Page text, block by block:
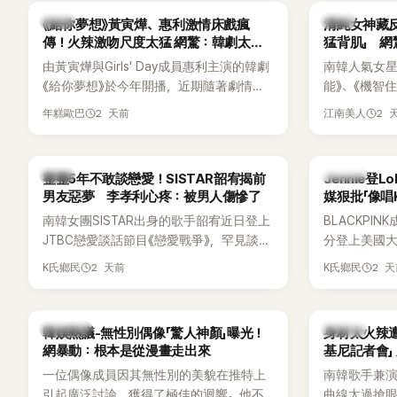
步入婚姻的
韓劇
《給你夢想》黃寅燁、惠利激情床戲瘋
傳！火辣激吻尺度太猛 網驚：韓劇太敢
拍
由黃寅燁與Girls' Day成員惠利主演的韓劇
《給你夢想》於今年開播，近期隨著劇情進
入高潮，男女主角的感情線快速升溫。最
年糕歐巴 2 天前
韓星
清純女神藏
猛背肌」 網
南韓人氣女
能》、《機智
譯？》、《努
近況照意外
的美貌，而
與肩膀線條
傻直呼：「原
江南美人 2
韓星
整整5年不敢談戀愛！SISTAR韶宥揭前
男友惡夢 李孝利心疼：被男人傷慘了
南韓女團SISTAR出身的歌手韶宥近日登上
JTBC戀愛談話節目《戀愛戰爭》，罕見談及
自己的感情生活，不僅坦言已經整整5年沒
K氏鄉民 2 天前
K-POP
Jennie登
媒狠批「像
力當藉口
分登上美國
Chicago》
遭部分網友
不留情給出
一場豪華KTV
K氏鄉民 2 天
熱議討論
韓娛熱議-無性別偶像「驚人神顏」曝光！
網暴動：根本是從漫畫走出來
一位偶像成員因其無性別的美貌在推特上
K-POP
身材太火辣
基尼記者會
南韓歌手兼